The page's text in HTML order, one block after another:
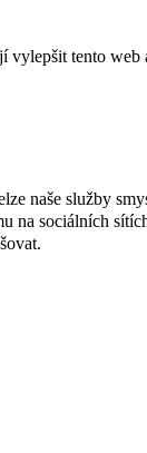
tento
naše služby
na sociálních